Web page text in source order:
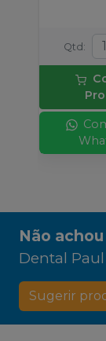
Qtd :
Não
Dental
Sugerir